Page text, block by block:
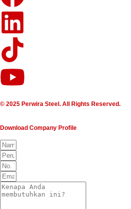
© 2025 Perwira Steel. All Rights Reserved.
Download Company Profile